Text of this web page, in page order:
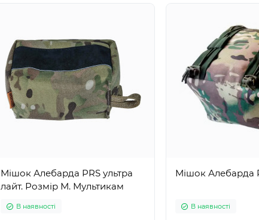
Мішок Алебарда PRS ультра
лайт. Розмір М. Мультикам
В наявності
Мішок Алебарда
В наявності